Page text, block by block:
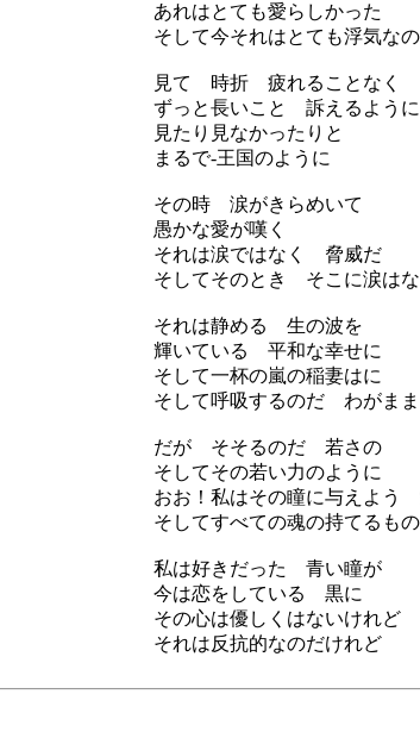
あれはとても愛らしかった
そして今それはとても浮気な
見て 時折 疲れることなく
ずっと長いこと 訴えるように
見たり見なかったりと
まるで-王国のように
その時 涙がきらめいて
愚かな愛が嘆く
それは涙ではなく 脅威だ
そしてそのとき そこに涙は
それは静める 生の波を
輝いている 平和な幸せに
そして一杯の嵐の稲妻はに
そして呼吸するのだ わがま
だが そそるのだ 若さの
そしてその若い力のように
おお！私はその瞳に与えよ
そしてすべての魂の持てるも
私は好きだった 青い瞳が
今は恋をしている 黒に
その心は優しくはないけれど
それは反抗的なのだけれど